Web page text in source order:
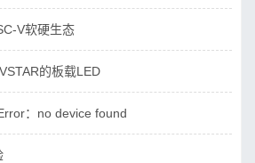
V软硬生态
的板载LED
：no device found